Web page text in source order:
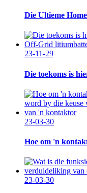
Die Ultieme
23-11-29
Die toekoms is
23-03-30
Hoe om 'n
23-03-30